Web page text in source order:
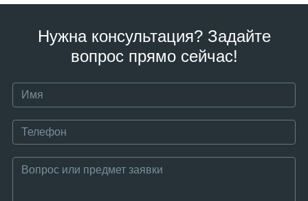
Нужна консультация? Задайте
вопрос прямо сейчас!